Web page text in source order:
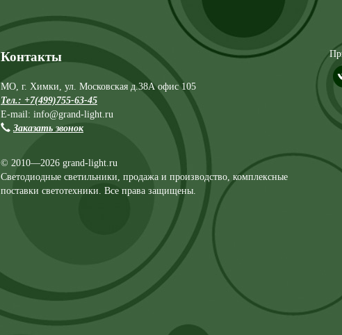
Контакты
МО, г. Химки, ул. Московская д.38А офис 105
Тел.: +7(499)755-63-45
E-mail: info@grand-light.ru
Заказать звонок
© 2010—2026 grand-light.ru
Светодиодные светильники, продажа и производство, комплексные
поставки светотехники. Все права защищены.